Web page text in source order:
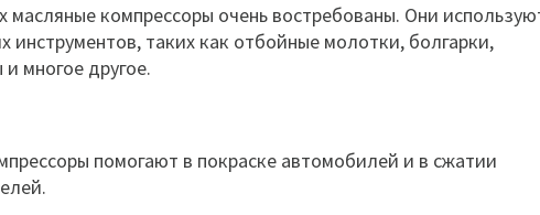
масляные компрессоры очень востребованы. Они
инструментов, таких как отбойные молотки, болгарки,
многое другое.
помогают в покраске автомобилей и в сжатии